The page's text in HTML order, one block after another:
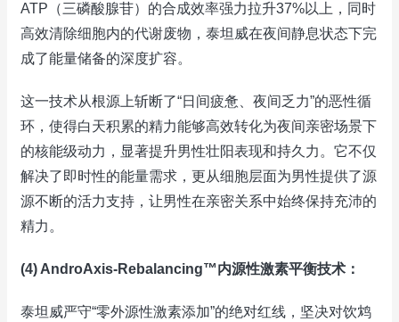
ATP（三磷酸腺苷）的合成效率强力拉升37%以上，同时
高效清除细胞内的代谢废物，泰坦威在夜间静息状态下完
成了能量储备的深度扩容。
这一技术从根源上斩断了“日间疲惫、夜间乏力”的恶性循
环，使得白天积累的精力能够高效转化为夜间亲密场景下
的核能级动力，显著提升男性壮阳表现和持久力。它不仅
解决了即时性的能量需求，更从细胞层面为男性提供了源
源不断的活力支持，让男性在亲密关系中始终保持充沛的
精力。
(4) AndroAxis-Rebalancing™内源性激素平衡技术：
泰坦威严守“零外源性激素添加”的绝对红线，坚决对饮鸩